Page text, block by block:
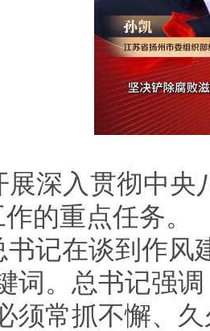
展深入贯彻中央
的重点任务。
书记在谈到作风
词。总书记强
须常抓不懈、